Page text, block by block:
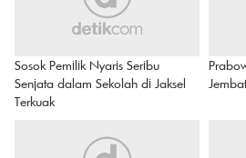
Sosok Pemilik Nyaris Seribu
Senjata dalam Sekolah di Jaksel
Terkuak